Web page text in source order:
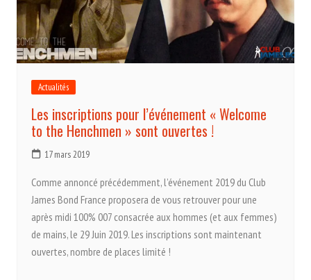
Actualités
Les inscriptions pour l’événement « Welcome
to the Henchmen » sont ouvertes !
17 mars 2019
Comme annoncé précédemment, l’événement 2019 du Club
James Bond France proposera de vous retrouver pour une
après midi 100% 007 consacrée aux hommes (et aux femmes)
de mains, le 29 Juin 2019. Les inscriptions sont maintenant
ouvertes, nombre de places limité !